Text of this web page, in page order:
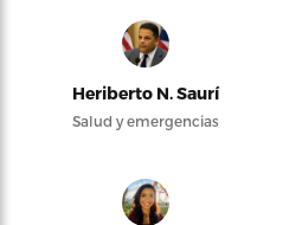
Heriberto N. Saurí
Salud y emergencias